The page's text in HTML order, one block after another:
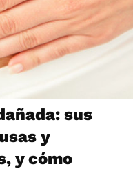
sus
y
y cómo